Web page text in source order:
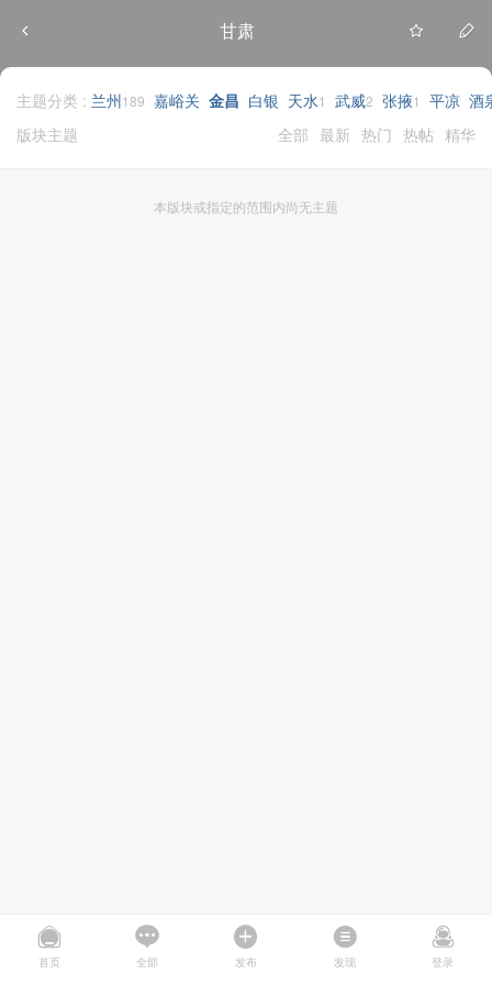
甘肃
主题分类 : 兰州189 嘉峪关 金昌 白银 天水1 武威2 张掖1 平凉 酒
版块主题
全部 最新 热门 热帖 精华
本版块或指定的范围内尚无主题
首页 全部 发布 发现 登录